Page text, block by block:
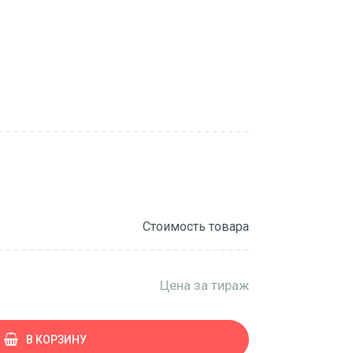
Стоимость товара
Цена за тираж
В КОРЗИНУ